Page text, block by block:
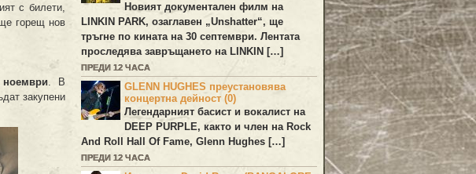
с билети,
горещ нов
. В
закупени
Новият документален филм на
LINKIN PARK, озаглавен „Unshatter“, ще
тръгне по кината на 30 септември. Лентата
проследява завръщането наLINKIN […]
ПРЕДИ 12 ЧАСА
GLENN HUGHES преустановява
концертна дейност (0)
Легендарният басист и вокалист на
DEEP PURPLE, както и член на Rock
And Roll Hall Of Fame, Glenn Hughes […]
ПРЕДИ 12 ЧАСА